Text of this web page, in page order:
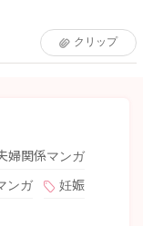
クリップ
婦関係マンガ
ンガ
妊娠